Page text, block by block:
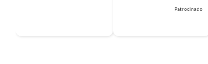
Patrocinado